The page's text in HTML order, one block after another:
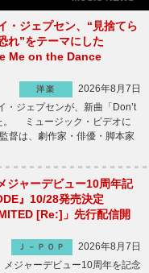
・ジェプセン、“見捨てら
れ”をテーマにした
Me on the Dance
洋楽
2026年8月7日
ジェプセンが、新曲「Don’t
。 ミュージック・ビデオに
督は、劇作家・俳優・脚本家
ジャーデビュー10周年記
』10/28発売決定
[Re:]」先行配信開
Ｊ－ＰＯＰ
2026年8月7日
ジャーデビュー10周年を記念